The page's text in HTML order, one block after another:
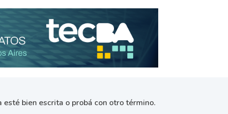
bien escrita o probá con otro término.